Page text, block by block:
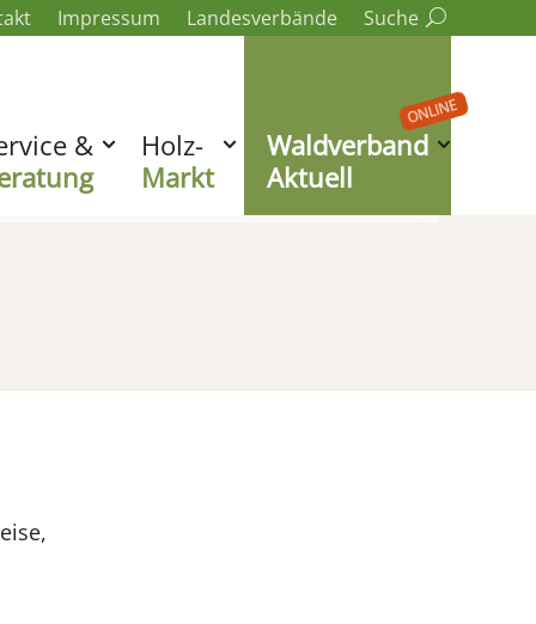
Impressum Landesverbände Suche
&
Holz-
Markt
ONLINE
Waldverband
Aktuell